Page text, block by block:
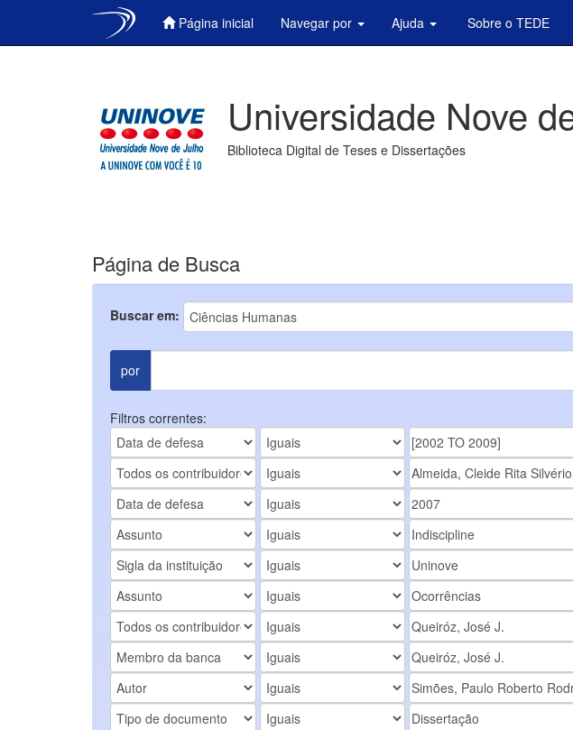
Página inicial Navegar por Ajuda Sobre o TEDE
Universidade Nove
Biblioteca Digital de Teses e Dissertações
Página de Busca
Buscar em:
por
Filtros correntes: